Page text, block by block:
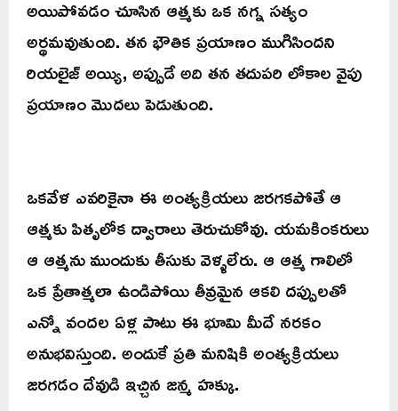
అయిపోవడం చూసిన ఆత్మకు ఒక నగ్న సత్యం
అర్థమవుతుంది. తన భౌతిక ప్రయాణం ముగిసిందని
రియలైజ్ అయ్యి, అప్పుడే అది తన తదుపరి లోకాల వైపు
ప్రయాణం మొదలు పెడుతుంది.
ఒకవేళ ఎవరికైనా ఈ అంత్యక్రియలు జరగకపోతే ఆ
ఆత్మకు పితృలోక ద్వారాలు తెరుచుకోవు. యమకింకరులు
ఆ ఆత్మను ముందుకు తీసుకు వెళ్ళలేరు. ఆ ఆత్మ గాలిలో
ఒక ప్రేతాత్మలా ఉండిపోయి తీవ్రమైన ఆకలి దప్పులతో
ఎన్నో వందల ఏళ్ల పాటు ఈ భూమి మీదే నరకం
అనుభవిస్తుంది. అందుకే ప్రతి మనిషికి అంత్యక్రియలు
జరగడం దేవుడి ఇచ్చిన జన్మ హక్కు.